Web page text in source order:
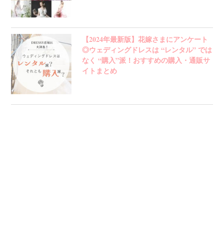
【2024年最新版】花嫁さまにアンケート
◎ウェディングドレスは “レンタル” では
なく “購入”派！おすすめの購入・通販サ
イトまとめ